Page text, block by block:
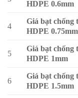
HDPE 0.6mm
4
Giá bạt chống
HDPE 0.75mm
5
Giá bạt chống
HDPE 1mm
6
Giá bạt chống
HDPE 1.5mm